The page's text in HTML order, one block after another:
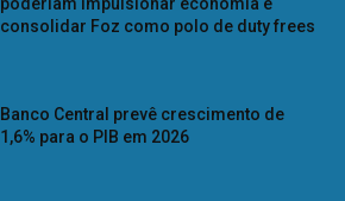
consolidar Foz como polo de duty frees
Banco Central prevê crescimento de
1,6% para o PIB em 2026